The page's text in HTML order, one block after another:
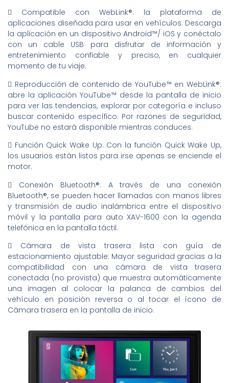
 Compatible con WebLink®: la plataforma de
aplicaciones diseñada para usar en vehículos. Descarga
la aplicación en un dispositivo Android™/ iOS y conéctalo
con un cable USB para disfrutar de información y
entretenimiento confiable y preciso, en cualquier
momento de tu viaje.
 Reproducción de contenido de YouTube™ en WebLink®:
abre la aplicación YouTube™ desde la pantalla de inicio
para ver las tendencias, explorar por categoría e incluso
buscar contenido específico. Por razones de seguridad,
YouTube no estará disponible mientras conduces.
 Función Quick Wake Up: Con la función Quick Wake Up,
los usuarios están listos para irse apenas se enciende el
motor.
 Conexión Bluetooth®: A través de una conexión
Bluetooth®, se pueden hacer llamadas con manos libres
y transmisión de audio inalámbrica entre el dispositivo
móvil y la pantalla para auto XAV-1600 con la agenda
telefónica en la pantalla táctil.
 Cámara de vista trasera lista con guía de
estacionamiento ajustable: Mayor seguridad gracias a la
compatibilidad con una cámara de vista trasera
conectada (no provista) que muestra automáticamente
una imagen al colocar la palanca de cambios del
vehículo en posición reversa o al tocar el ícono de
Cámara trasera en la pantalla de inicio.